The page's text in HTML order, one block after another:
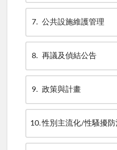
7 公共設施維護管理
8 再議及偵結公告
9 政策與計畫
10 性別主流化/性騷擾防